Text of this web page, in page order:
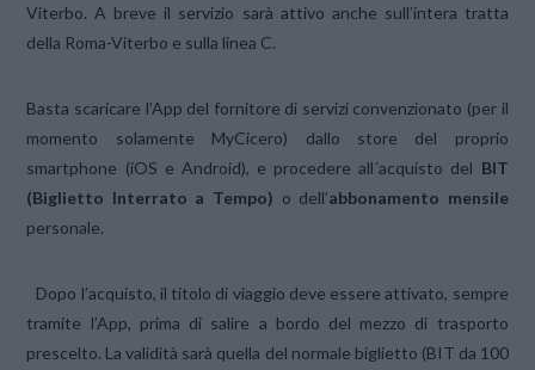
Viterbo. A breve il servizio sarà attivo anche sull’intera tratta
della Roma-Viterbo e sulla linea C.
Basta scaricare l’App del fornitore di servizi convenzionato (per il
momento solamente MyCicero) dallo store del proprio
smartphone (iOS e Android), e procedere all´acquisto del BIT
(Biglietto Interrato a Tempo) o dell’abbonamento mensile
personale.
Dopo l’acquisto, il titolo di viaggio deve essere attivato, sempre
tramite l’App, prima di salire a bordo del mezzo di trasporto
prescelto. La validità sarà quella del normale biglietto (BIT da 100